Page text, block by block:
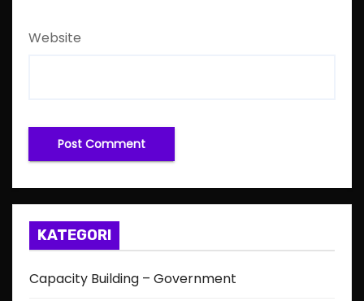
Website
KATEGORI
Capacity Building – Government